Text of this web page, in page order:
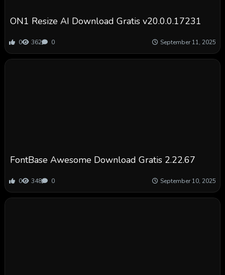
ON1 Resize AI Download Gratis v20.0.0.17231
0 362 0 September 11, 2025
FontBase Awesome Download Gratis 2.22.67
0 348 0 September 10, 2025